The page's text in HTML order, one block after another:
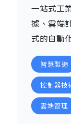
一站式工
據、雲端
式的自動
智慧製造
控制器技
雲端管理